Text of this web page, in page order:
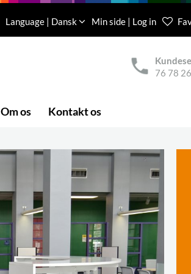
Language | Dansk Min side | Log in
76 78
Om os Kontakt os